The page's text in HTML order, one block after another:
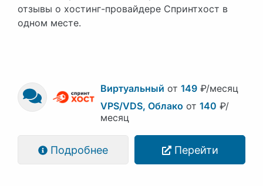
отзывы о хостинг-провайдере Спринтхост в
одном месте.
Виртуальный от 149 ₽/месяц
VPS/VDS, Облако от 140 ₽/
месяц
Подробнее Перейти